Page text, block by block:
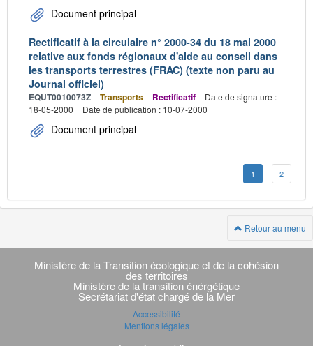
Document principal
Rectificatif à la circulaire n° 2000-34 du 18 mai 2000
relative aux fonds régionaux d'aide au conseil dans
les transports terrestres (FRAC) (texte non paru au
Journal officiel)
EQUT0010073Z Transports Rectificatif
Date de signature :
18-05-2000
Date de publication : 10-07-2000
Document principal
1 2
Retour au menu
Navigation
transverse
Ministère de la Transition écologique et de la cohésion
des territoires
Ministère de la transition énérgétique
Secrétariat d'état chargé de la Mer
Accessibilité
Mentions légales